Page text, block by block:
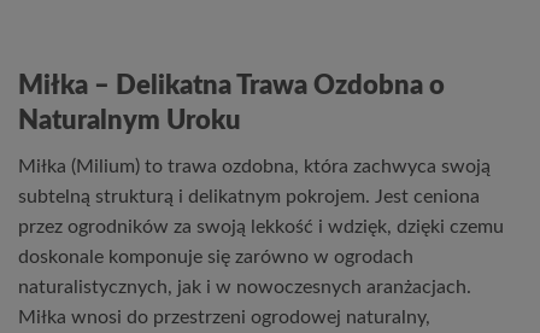
Miłka – Delikatna Trawa Ozdobna o
Naturalnym Uroku
Miłka (Milium) to trawa ozdobna, która zachwyca swoją
subtelną strukturą i delikatnym pokrojem. Jest ceniona
przez ogrodników za swoją lekkość i wdzięk, dzięki czemu
doskonale komponuje się zarówno w ogrodach
naturalistycznych, jak i w nowoczesnych aranżacjach.
Miłka wnosi do przestrzeni ogrodowej naturalny,